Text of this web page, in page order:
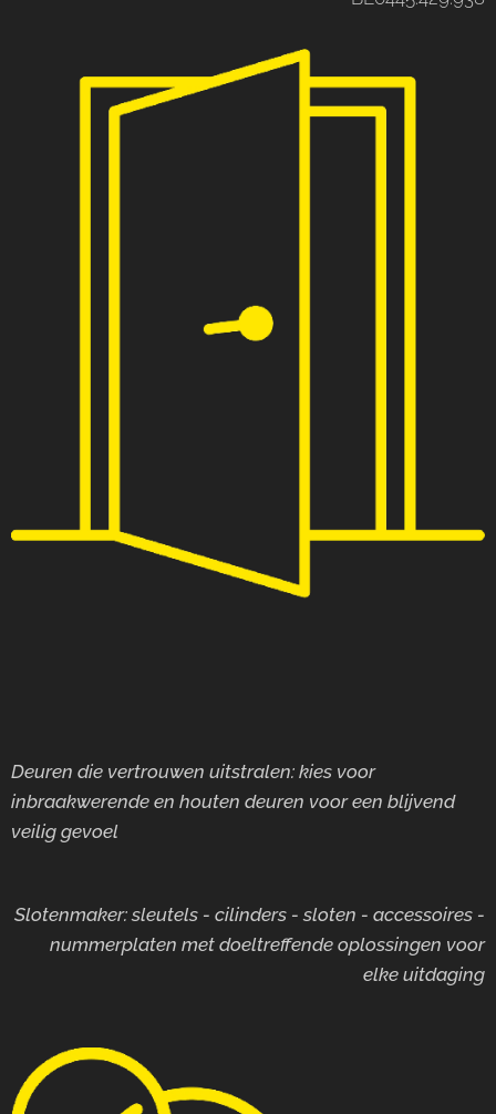
Deuren die vertrouwen uitstralen: kies voor
inbraakwerende en houten deuren vooreen blijvend
veilig gevoel
Slotenmaker: sleutels - cilinders - sloten - accessoires -
nummerplaten met doeltreffende oplossingen voor
elke uitdaging